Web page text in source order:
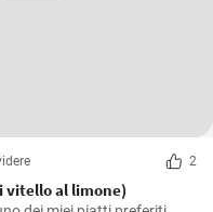
2
vitello al limone)